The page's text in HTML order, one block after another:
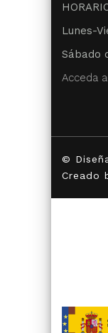
Lunes-
Sábado
Acceda
©
Creado